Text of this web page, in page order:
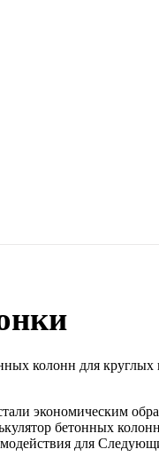
колонн для
экономическим
бетонных
для